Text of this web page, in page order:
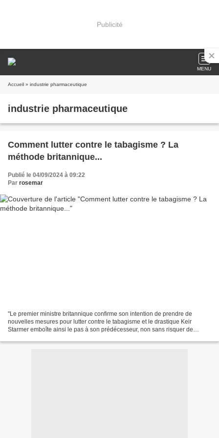
Publicité
MENU
Accueil » industrie pharmaceutique
industrie pharmaceutique
Comment lutter contre le tabagisme ? La
méthode britannique...
Publié le 04/09/2024 à 09:22
Par rosemar
"Le premier ministre britannique confirme son intention de prendre de
nouvelles mesures pour lutter contre le tabagisme et le drastique Keir
Starmer emboîte ainsi le pas à son prédécesseur, non sans risquer de